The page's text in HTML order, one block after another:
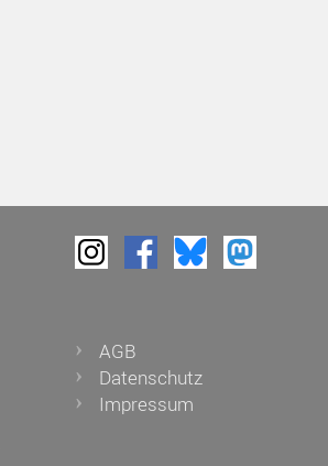
AGB
Datenschutz
Impressum